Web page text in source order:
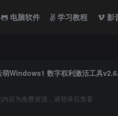
电脑软件 学习教程 影
萌Windows1 数字权利激活工具
内容为免费资源，请登录后查看